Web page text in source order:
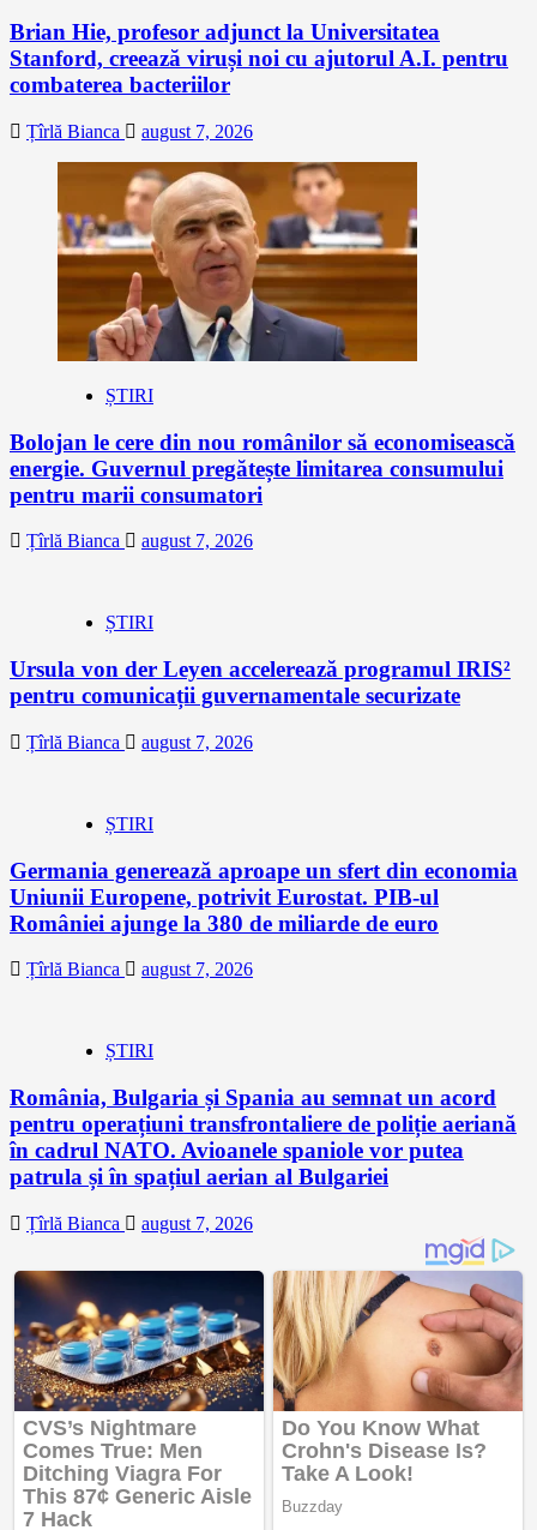
Brian Hie, profesor adjunct la Universitatea
Stanford, creează viruși noi cu ajutorul A.I. pentru
combaterea bacteriilor
Țîrlă Bianca august 7, 2026
ȘTIRI
Bolojan le cere din nou românilor să economisească
energie. Guvernul pregătește limitarea consumului
pentru marii consumatori
Țîrlă Bianca august 7, 2026
ȘTIRI
Ursula von der Leyen accelerează programul IRIS²
pentru comunicații guvernamentale securizate
Țîrlă Bianca august 7, 2026
ȘTIRI
Germania generează aproape un sfert din economia
Uniunii Europene, potrivit Eurostat. PIB-ul
României ajunge la 380 de miliarde de euro
Țîrlă Bianca august 7, 2026
ȘTIRI
România, Bulgaria și Spania au semnat un acord
pentru operațiuni transfrontaliere de poliție aeriană
în cadrul NATO. Avioanele spaniole vor putea
patrula și în spațiul aerian al Bulgariei
Țîrlă Bianca august 7, 2026